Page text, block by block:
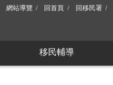
網站導覽 回首頁 回移民署
移民輔導